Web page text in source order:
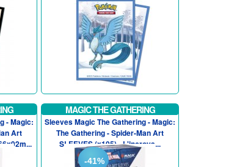
- Magic:
Art
MAGIC THE GATHERING
Sleeves Magic The Gathering - Magic:
The Gathering - Spider-Man Art
SLEEVES (x105) - L'incroya...
-41%